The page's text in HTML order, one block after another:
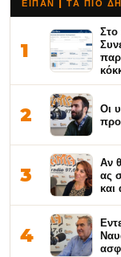
ΕΙΠΑΝ | ΤΑ ΠΙΟ
1
Στο
2
Οι
προ
3
Αν
ας
4